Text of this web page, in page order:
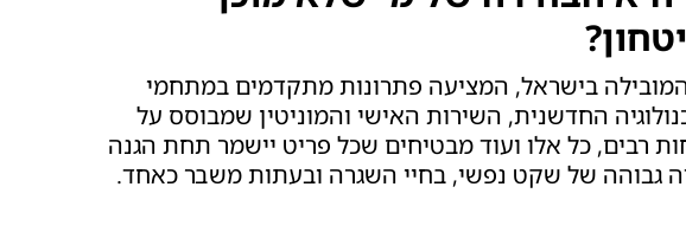
בישראל, המציעה פתרונות מתקדמים במתחמי
החדשנית, השירות האישי והמוניטין שמבוסס על
רבים, כל אלו ועוד מבטיחים שכל פריט יישמר תחת הגנה
גבוהה של שקט נפשי, בחיי השגרה ובעתות משבר כאחד.